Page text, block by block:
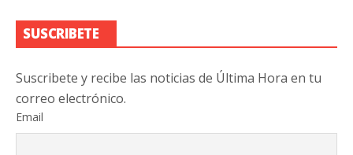
SUSCRIBETE
Suscribete y recibe las noticias de Última Hora en tu
correo electrónico.
Email